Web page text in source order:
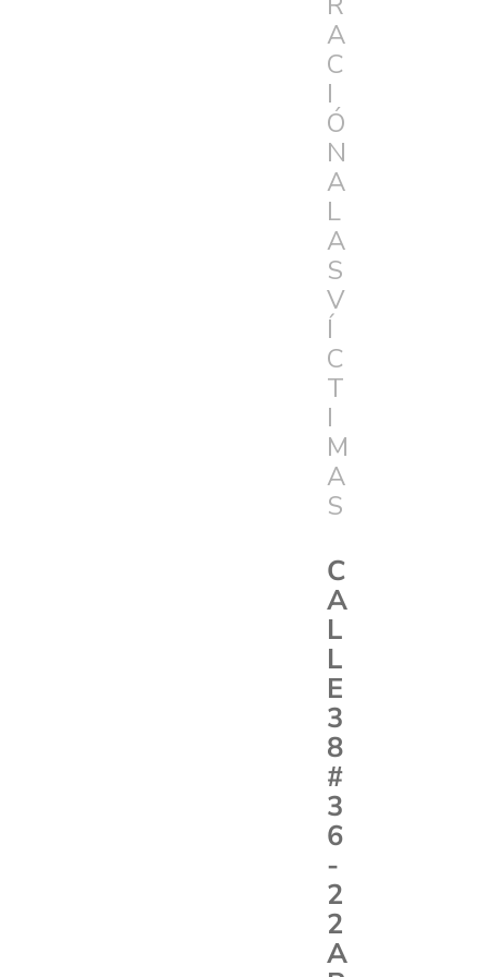
A
C
I
Ó
N
A
L
A
S
V
Í
C
T
I
M
A
S
C
A
L
L
E
3
8
#
3
6
-
2
2
A